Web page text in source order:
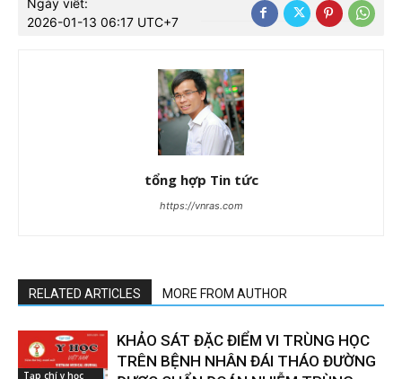
2026-01-13 06:17 UTC+7
tổng hợp Tin tức
https://vnras.com
RELATED ARTICLES MORE FROM AUTHOR
Tạp chí y học
KHẢO SÁT ĐẶC ĐIỂM VI TRÙNG HỌC
TRÊN BỆNH NHÂN ĐÁI THÁO ĐƯỜNG